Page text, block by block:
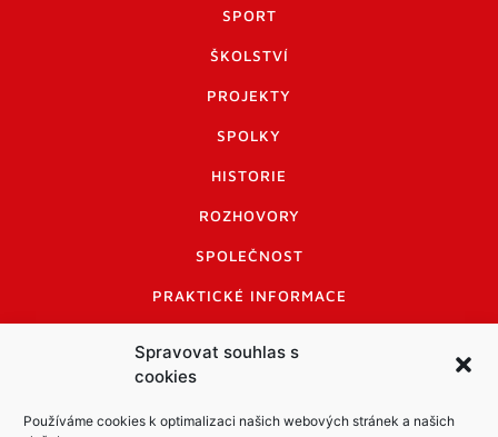
Spravovat souhlas s
cookies
Používáme cookies k optimalizaci našich webových stránek a našich
SPORT
ŠKOLSTVÍ
PROJEKTY
SPOLKY
HISTORIE
ROZHOVORY
SPOLEČNOST
PRAKTICKÉ INFORMACE
INFORMACE A KODEX DISKUTUJÍCÍCH
LOGO A LOGO MANUÁL